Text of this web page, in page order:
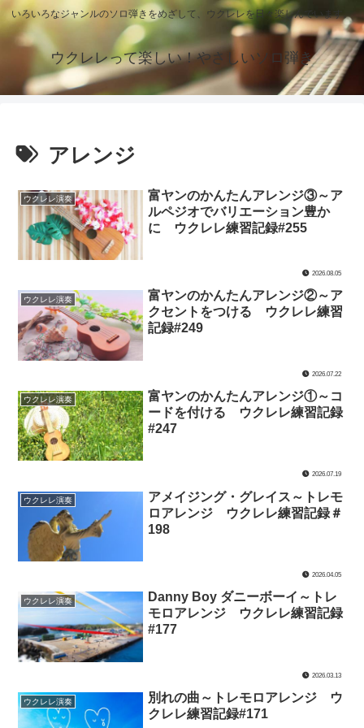
いろいろなジャンルのソロ弾きをめざして、ウクレレを日々楽しんでいます。
ウクレレって楽しい！やさしいソロ弾き
アレンジ
ウクレレ演奏
富ヤンのかんたんアレンジ③～ア
ルペジオでバリエーション豊か
に ウクレレ練習記録#255
2026.08.05
ウクレレ演奏
富ヤンのかんたんアレンジ②～ア
クセントをつける ウクレレ練習
記録#249
2026.07.22
ウクレレ演奏
富ヤンのかんたんアレンジ①～コ
ードを付ける ウクレレ練習記録
#247
2026.07.19
ウクレレ演奏
アメイジング・グレイス～トレモ
ロアレンジ ウクレレ練習記録＃
198
2026.04.05
ウクレレ演奏
Danny Boy ダニーボーイ～トレ
モロアレンジ ウクレレ練習記録
#177
2026.03.13
ウクレレ演奏
別れの曲～トレモロアレンジ ウ
クレレ練習記録#171